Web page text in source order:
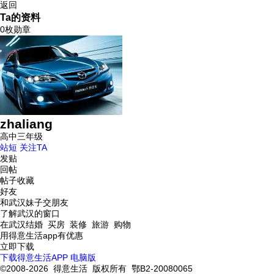
返回
Ta的资料
0枚勋章
zhaliang
高中三年级
站短 关注TA
发贴
回帖
帖子收藏
好友
和武汉妹子交朋友
了解武汉的窗口
在武汉结婚 买房 装修 旅游 购物
用得意生活app有优惠
立即下载
下载得意生活APP 电脑版
©2008-2026 得意生活 版权所有 鄂B2-20080065